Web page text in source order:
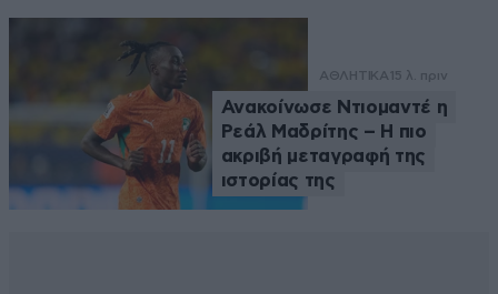
ΑΘΛΗΤΙΚΑ 15 λ. πριν
Ανακοίνωσε Ντιομαντέ η
Ρεάλ Μαδρίτης – Η πιο
ακριβή μεταγραφή της
ιστορίας της